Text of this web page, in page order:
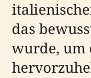
das
wurde, um